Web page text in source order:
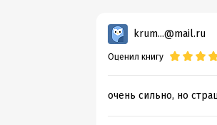
krum...@mail.ru
Оценил книгу
очень сильно, но